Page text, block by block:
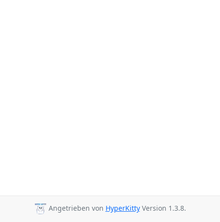
Angetrieben von HyperKittyVersion 1.3.8.